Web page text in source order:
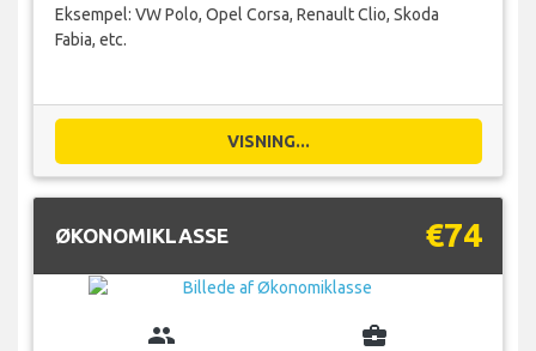
Eksempel: VW Polo, Opel Corsa, Renault Clio, Skoda
Fabia, etc.
VISNING...
ØKONOMIKLASSE €74
group business_center